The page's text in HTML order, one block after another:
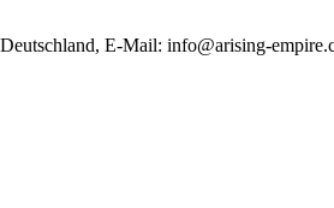
E-Mail: info@arising-